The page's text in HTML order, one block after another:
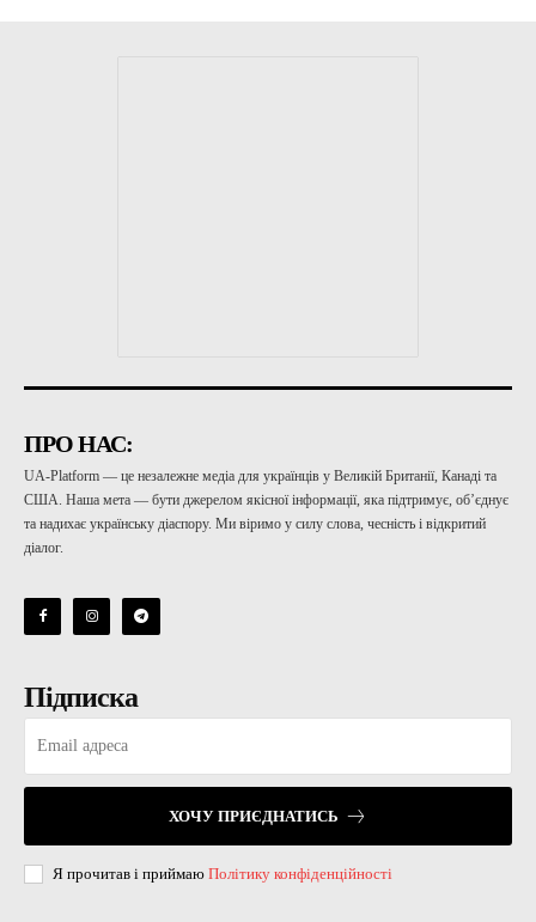
ПРО НАС:
UA-Platform — це незалежне медіа для українців у Великій Британії, Канаді та
США. Наша мета — бути джерелом якісної інформації, яка підтримує, об’єднує
та надихає українську діаспору. Ми віримо у силу слова, чесність і відкритий
діалог.
Підписка
ХОЧУ ПРИЄДНАТИСЬ
Я прочитав і приймаю Політику конфіденційності